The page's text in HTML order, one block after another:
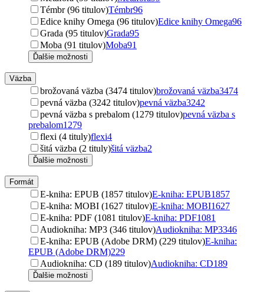
Témbr (96 titulov)Témbr96
Edice knihy Omega (96 titulov)Edice knihy Omega96
Grada (95 titulov)Grada95
Moba (91 titulov)Moba91
Ďalšie možnosti
Väzba
brožovaná väzba (3474 titulov)brožovaná väzba3474
pevná väzba (3242 titulov)pevná väzba3242
pevná väzba s prebalom (1279 titulov)pevná väzba s
prebalom1279
flexi (4 tituly)flexi4
šitá väzba (2 tituly)šitá väzba2
Ďalšie možnosti
Formát
E-kniha: EPUB (1857 titulov)E-kniha: EPUB1857
E-kniha: MOBI (1627 titulov)E-kniha: MOBI1627
E-kniha: PDF (1081 titulov)E-kniha: PDF1081
Audiokniha: MP3 (346 titulov)Audiokniha: MP3346
E-kniha: EPUB (Adobe DRM) (229 titulov)E-kniha:
EPUB (Adobe DRM)229
Audiokniha: CD (189 titulov)Audiokniha: CD189
Ďalšie možnosti